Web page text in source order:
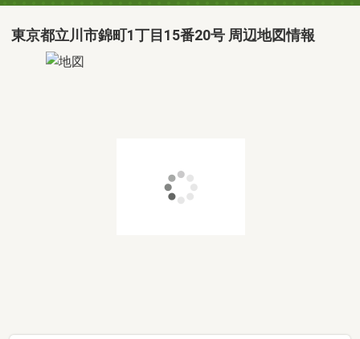
東京都立川市錦町1丁目15番20号 周辺地図情報